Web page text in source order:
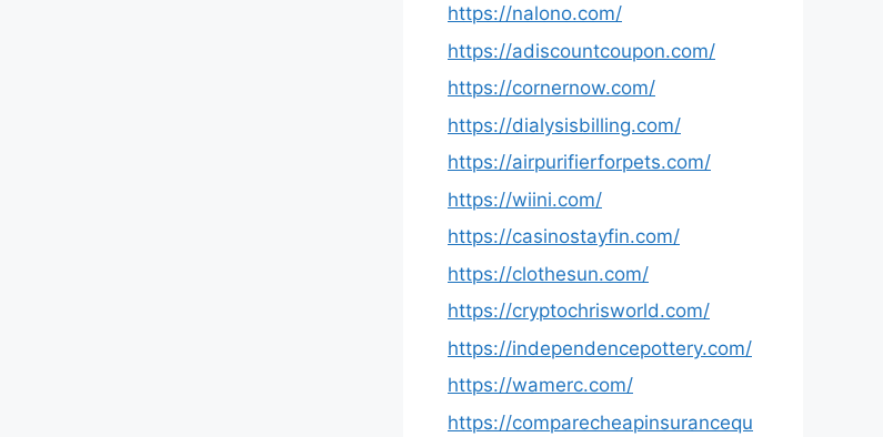
https://nalono.com/
https://adiscountcoupon.com/
https://cornernow.com/
https://dialysisbilling.com/
https://airpurifierforpets.com/
https://wiini.com/
https://casinostayfin.com/
https://clothesun.com/
https://cryptochrisworld.com/
https://independencepottery.com/
https://wamerc.com/
https://comparecheapinsurancequ